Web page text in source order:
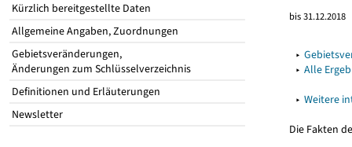
Kürzlich bereitgestellte Daten
Allgemeine Angaben, Zuordnungen
Gebietsveränderungen,
Änderungen zum Schlüsselverzeichnis
Definitionen und Erläuterungen
Newsletter
bis 31.12.2018
▸
▸ Alle
▸ Weitere
Die Fakten